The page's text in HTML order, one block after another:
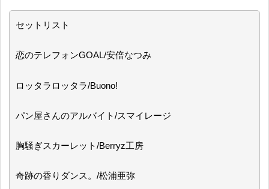
セットリスト
恋のテレフォンGOAL/安倍なつみ
ロッタラロッタラ/Buono!
パン屋さんのアルバイト/スマイレージ
胸騒ぎスカーレット/Berryz工房
奇跡の香りダンス。/松浦亜弥